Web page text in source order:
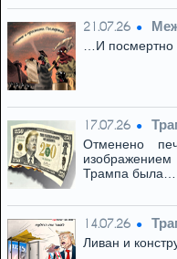
21.07.26
…И посмертно
17.07.26
Отменено
Трампа была…
14.07.26
Ливан и